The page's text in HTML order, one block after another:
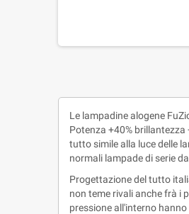
Le lampadine alogene
Potenza +40%
tutto simile alla luce delle
normali lampade di serie
Progettazione del tutto
non teme rivali anche frà i
pressione all'interno